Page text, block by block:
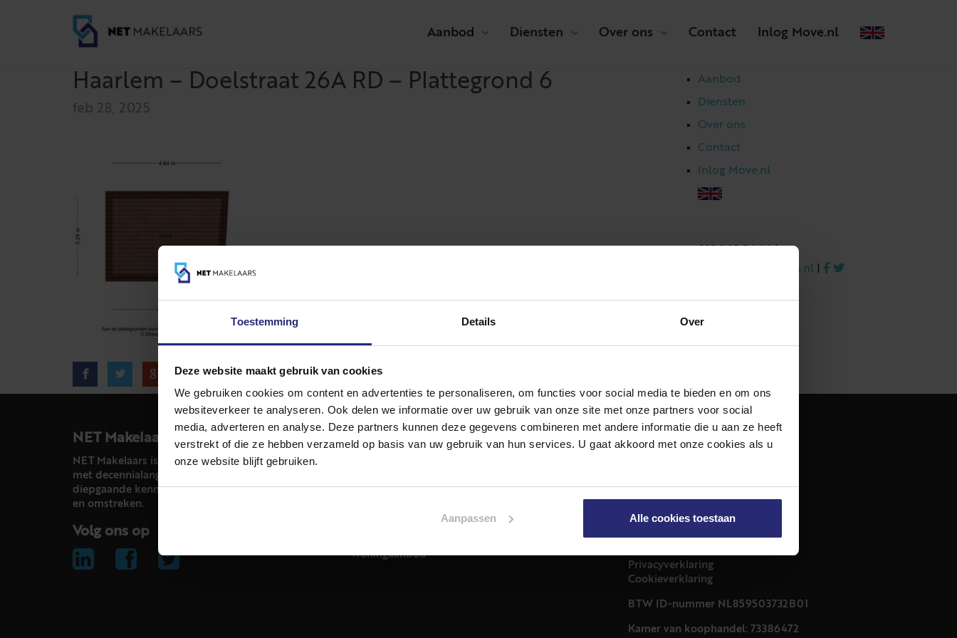
Toestemming Details Over
Deze website maakt gebruik van cookies
We gebruiken cookies om content en advertenties te personaliseren, om functies voor social media te bieden en om ons
websiteverkeer te analyseren. Ook delen we informatie over uw gebruik van onze site met onze partners voor social
media, adverteren en analyse. Deze partners kunnen deze gegevens combineren met andere informatie die u aan ze heeft
verstrekt of die ze hebben verzameld op basis van uw gebruik van hun services. U gaat akkoord met onze cookies als u
onze website blijft gebruiken.
Aanpassen Alle cookies toestaan
Aanbod Diensten Over ons Contact Inlog Move.nl
Haarlem – Doelstraat 26A RD – Plattegrond 6
feb 28, 2025
Aanbod
Diensten
Over ons
Contact
Inlog Move.nl
info@netmakelaars.nl
NET Makelaars
NET Makelaars is een modern makelaarskantoor
met decennialange ervaring in het vak en
diepgaande kennis van de huizenmarkt in Haarlem
en omstreken.
Volg ons op
Diensten
Verkoop
Woningaanbod
Adres
Contact
info@netmakelaars.nl
Privacyverklaring
Cookieverklaring
BTW ID-nummer NL859503732B01
Kamer van koophandel: 73386472